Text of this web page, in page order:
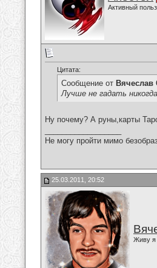
Активный
Цитата:
Сообщение от Вячеслав
Лучше не гадать
Ну почему? А руны,карты
Не могу пройти мимо
25.03.2011, 20:52
Живу я